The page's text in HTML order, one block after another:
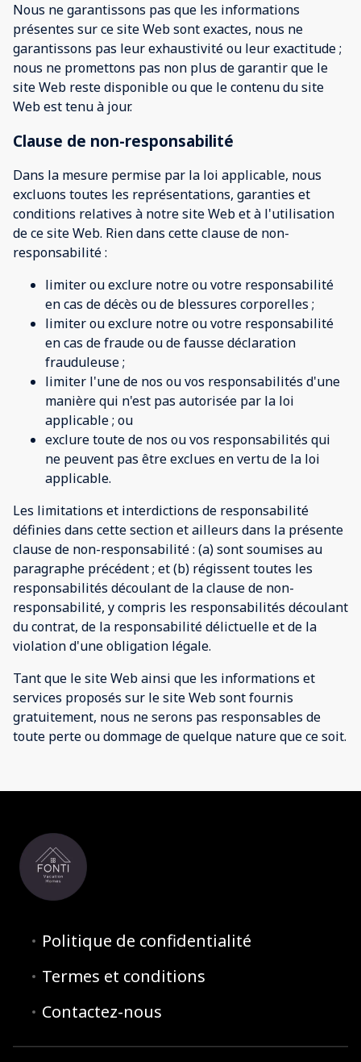
Nous ne garantissons pas que les informations
présentes sur ce site Web sont exactes, nous ne
garantissons pas leur exhaustivité ou leur exactitude ;
nous ne promettons pas non plus de garantir que le
site Web reste disponible ou que le contenu du site
Web est tenu à jour.
Clause de non-responsabilité
Dans la mesure permise par la loi applicable, nous
excluons toutes les représentations, garanties et
conditions relatives à notre site Web et à l'utilisation
de ce site Web. Rien dans cette clause de non-
responsabilité :
limiter ou exclure notre ou votre responsabilité
en cas de décès ou de blessures corporelles ;
limiter ou exclure notre ou votre responsabilité
en cas de fraude ou de fausse déclaration
frauduleuse ;
limiter l'une de nos ou vos responsabilités d'une
manière qui n'est pas autorisée par la loi
applicable ; ou
exclure toute de nos ou vos responsabilités qui
ne peuvent pas être exclues en vertu de la loi
applicable.
Les limitations et interdictions de responsabilité
définies dans cette section et ailleurs dans la présente
clause de non-responsabilité : (a) sont soumises au
paragraphe précédent ; et (b) régissent toutes les
responsabilités découlant de la clause de non-
responsabilité, y compris les responsabilités découlant
du contrat, de la responsabilité délictuelle et de la
violation d'une obligation légale.
Tant que le site Web ainsi que les informations et
services proposés sur le site Web sont fournis
gratuitement, nous ne serons pas responsables de
toute perte ou dommage de quelque nature que ce soit.
Politique de confidentialité
Termes et conditions
Contactez-nous